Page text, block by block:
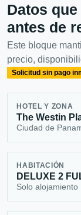
Datos
antes de
Este bloque
precio,
Solicitud sin pago
HOTEL Y ZONA
The Westin
Ciudad de
HABITACIÓN
DELUXE 2
Solo alojamiento